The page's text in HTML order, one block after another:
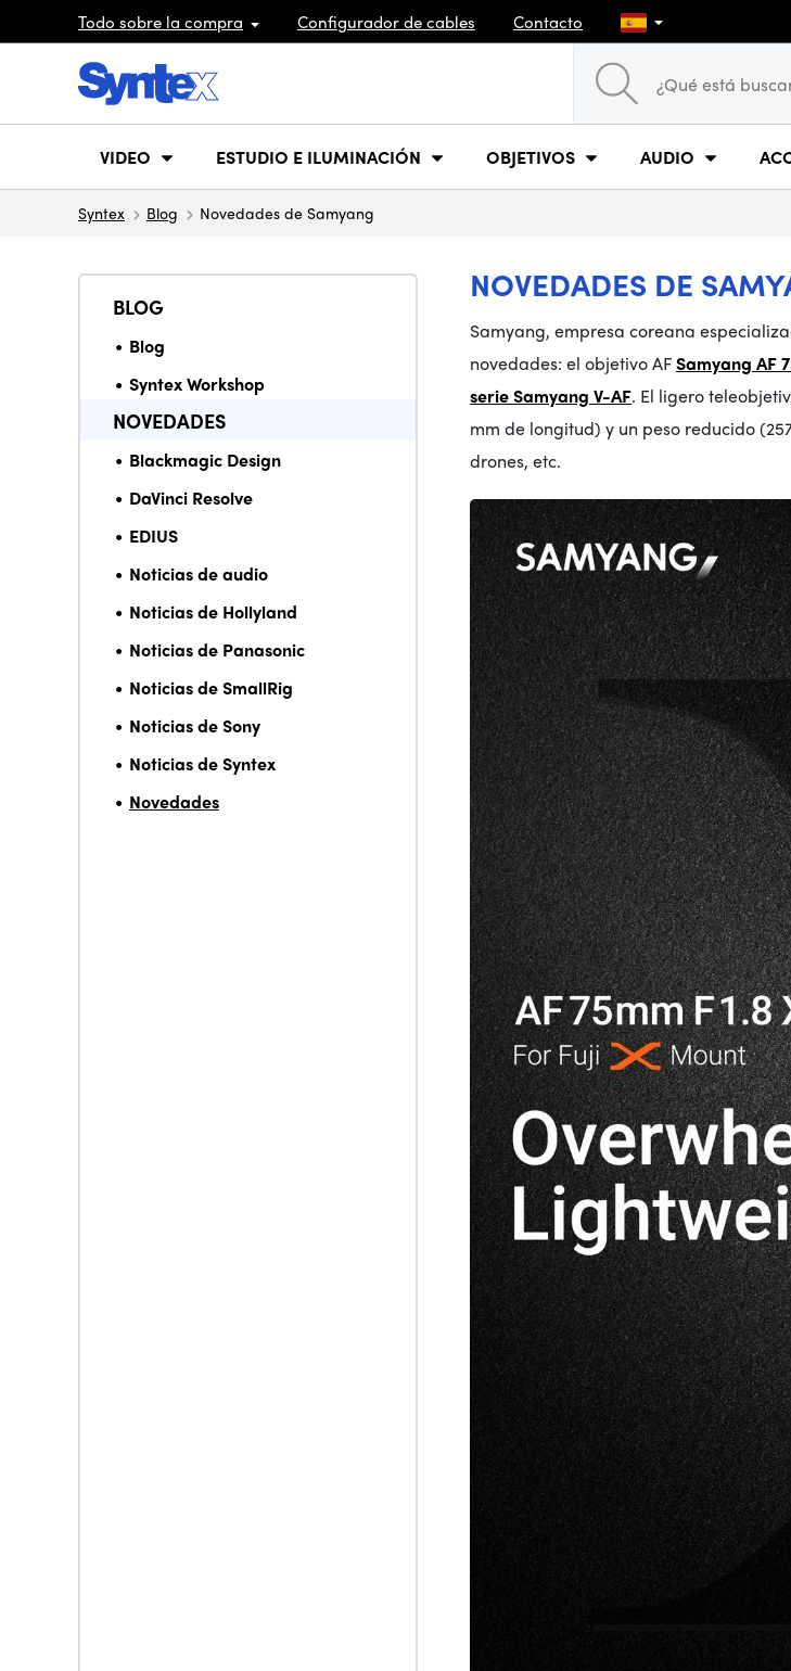
Todo sobre la compra Configurador de cables Contacto
VIDEO ESTUDIO E ILUMINACIÓN OBJETIVOS AUDIO
Syntex Blog Novedades de Samyang
NOVEDADES DE
BLOG
Blog
Syntex Workshop
NOVEDADES
Blackmagic Design
DaVinci Resolve
EDIUS
Noticias de audio
Noticias de Hollyland
Noticias de Panasonic
Noticias de SmallRig
Noticias de Sony
Noticias de Syntex
Novedades
Samyang, empresa coreana
novedades: el objetivo AFSamyang AF
serie Samyang V-AF. El ligero
mm de longitud) y un peso reducido
drones, etc.